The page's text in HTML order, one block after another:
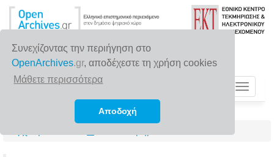
Συνεχίζοντας την περιήγηση στο
OpenArchives.gr, αποδέχεστε τη χρήση cookies
Μάθετε περισσότερα
Αποδοχή
Toggle